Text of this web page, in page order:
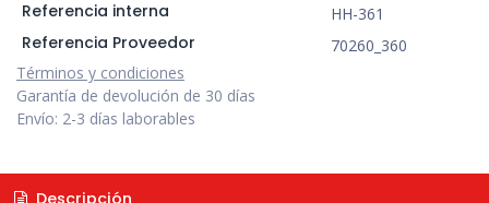
Referencia interna HH-361
Referencia Proveedor
Términos y condiciones
Garantía de devolución de 30 días